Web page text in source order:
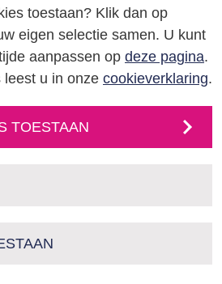
toestaan? Klik dan op
eigen selectie samen. U kunt
aanpassen op deze pagina.
leest u in onze cookieverklaring.
TOESTAAN